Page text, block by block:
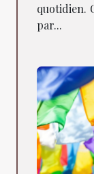
quotidien.
par...